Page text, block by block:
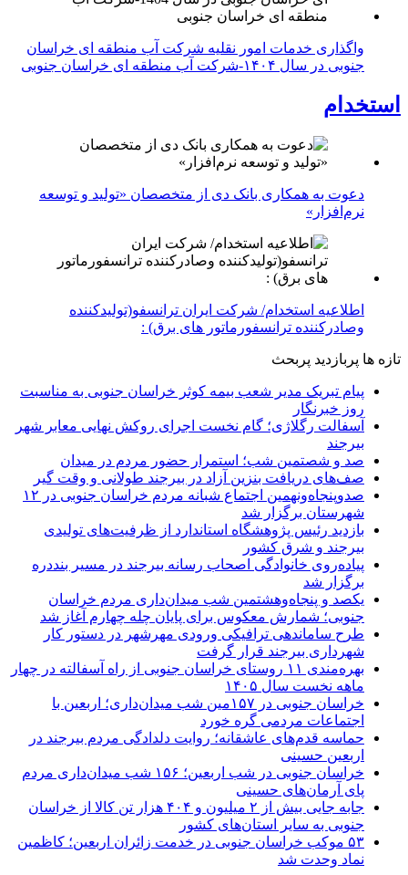
واگذاری خدمات امور نقلیه شرکت آب منطقه ای خراسان
جنوبی در سال ۱۴۰۴-شرکت آب منطقه ای خراسان جنوبی
استخدام
دعوت به همکاری بانک دی از متخصصان «تولید و توسعه
نرم‌افزار»
اطلاعیه استخدام/ شرکت ایران ترانسفو(تولیدکننده
وصادرکننده ترانسفورماتور های برق) :
تازه ها پربازدید پربحث
پیام تبریک مدیر شعب بیمه کوثر خراسان جنوبی به مناسبت
روز خبرنگار
آسفالت رگلاژی؛ گام نخست اجرای روکش نهایی معابر شهر
بیرجند
صد و شصتمین شب؛ استمرار حضور مردم در میدان
صف‌های دریافت بنزین آزاد در بیرجند طولانی و وقت گیر
صدوپنجاه‌ونهمین اجتماع شبانه مردم خراسان جنوبی در ۱۲
شهرستان برگزار شد
بازدید رئیس پژوهشگاه استاندارد از ظرفیت‌های تولیدی
بیرجند و شرق کشور
پیاده‌روی خانوادگی اصحاب رسانه بیرجند در مسیر بنددره
برگزار شد
یکصد و پنجاه‌وهشتمین شب میدان‌داری مردم خراسان
جنوبی؛ شمارش معکوس برای پایان چله چهارم آغاز شد
طرح ساماندهی ترافیکی ورودی مهرشهر در دستور کار
شهرداری بیرجند قرار گرفت
بهره‌مندی ۱۱ روستای خراسان جنوبی از راه آسفالته در چهار
ماهه نخست سال ۱۴۰۵
خراسان جنوبی در ۱۵۷مین شب میدان‌داری؛ اربعین با
اجتماعات مردمی گره خورد
حماسه قدم‌های عاشقانه؛ روایت دلدادگی مردم بیرجند در
اربعین حسینی
خراسان جنوبی در شب اربعین؛ ۱۵۶ شب میدان‌داری مردم
پای آرمان‌های حسینی
جابه جایی بیش از ۲ میلیون و ۴۰۴ هزار تن کالا از خراسان
جنوبی به سایر استان‌های کشور
۵۳ موکب خراسان جنوبی در خدمت زائران اربعین؛ کاظمین
نماد وحدت شد